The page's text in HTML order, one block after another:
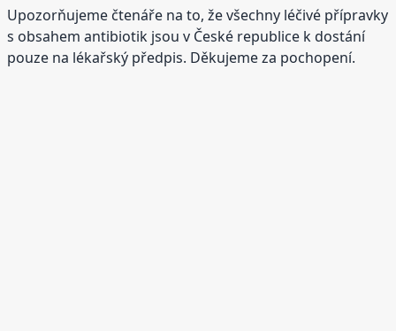
Upozorňujeme čtenáře na to, že všechny léčivé přípravky
s obsahem antibiotik jsou v České republice k dostání
pouze na lékařský předpis. Děkujeme za pochopení.